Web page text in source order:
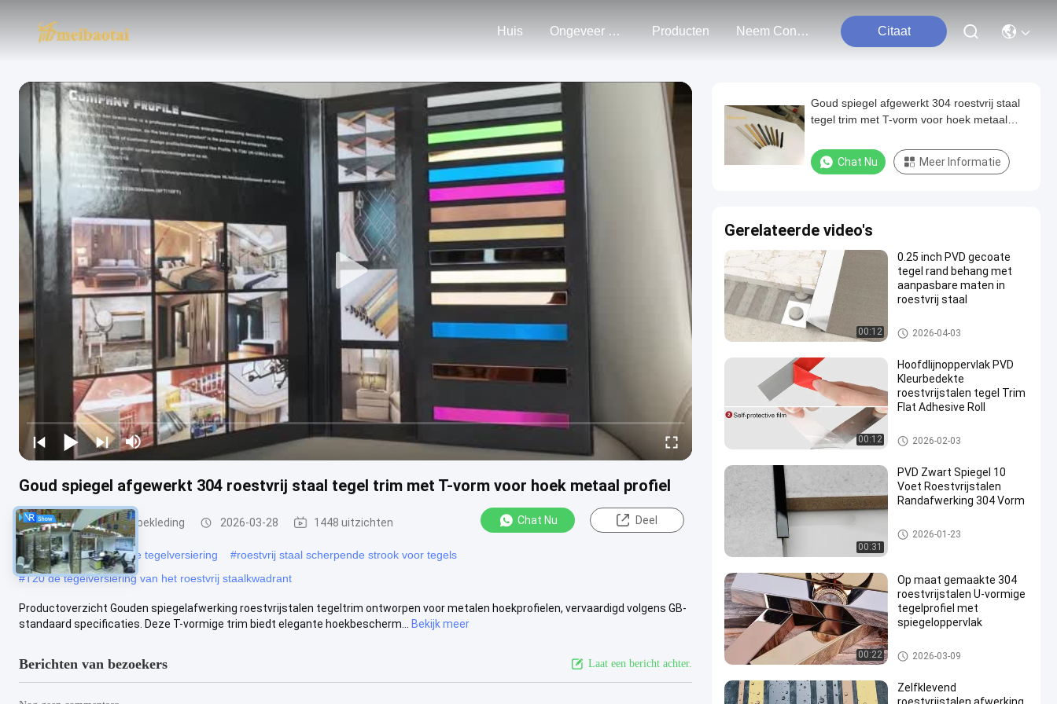
Huis Ongeveer Ons Producten Neem Contact Met Ons Op Citaat
Goud spiegel afgewerkt 304 roestvrij staal tegel trim met T-vorm voor hoek metaal profiel
roestvrijstalen tegelbekleding 2026-03-28 1448 uitzichten Chat Nu Deel
#Pvc borstelde roestvrije tegelversiering #roestvrij staal scherpende strook voor tegels
#T20 de tegelversiering van het roestvrij staalkwadrant
Productoverzicht Gouden spiegelafwerking roestvrijstalen tegeltrim ontworpen voor metalen hoekprofielen, vervaardigd volgens GB-
standaard specificaties. Deze T-vormige trim biedt elegante hoekbescherm...
Bekijk meer
Berichten van bezoekers Laat een bericht achter.
Goud spiegel afgewerkt 304 roestvrij staal
tegel trim met T-vorm voor hoek metaal
Chat Nu Meer Informatie
Gerelateerde video's
00:12
0.25 inch PVD gecoate
tegel rand behang met
aanpasbare maten in
roestvrij staal
roestvrijstalen tegelbekleding
2026-04-03
00:12
Hoofdlijnoppervlak PVD
Kleurbedekte
roestvrijstalen tegel Trim
Flat Adhesive Roll
roestvrijstalen tegelbekleding
2026-02-03
00:31
PVD Zwart Spiegel 10
Voet Roestvrijstalen
Randafwerking 304 Vorm
roestvrijstalen tegelbekleding
2026-01-23
00:22
Op maat gemaakte 304
roestvrijstalen U-vormige
tegelprofiel met
spiegeloppervlak
roestvrijstalen tegelbekleding
2026-03-09
Zelfklevend